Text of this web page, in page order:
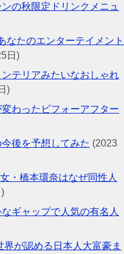
の秋限定ドリンクメニュ
なたのエンターテイメント
日)
テリアみたいなおしゃれ
)
わったビフォーアフター
後を予想してみた (2023
・橋本環奈はなぜ同性人
ギャップで人気の有名人
界が認める日本人大富豪ま